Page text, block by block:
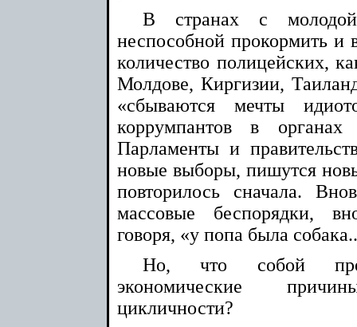
В странах с молодой
неспособной прокормить и
количество полицейских,
Молдове, Киргизии,
«сбываются мечты
коррумпантов в органах
Парламенты и
новые выборы, пишутся
повторилось сначала.
массовые беспорядки,
говоря, «у попа была
Но, что собой
экономические
цикличности?